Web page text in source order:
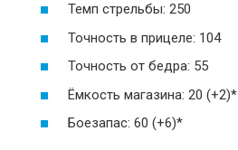
Темп стрельбы: 250
Точность в прицеле: 104
Точность от бедра: 55
Ёмкость магазина: 20 (+2)*
Боезапас: 60 (+6)*